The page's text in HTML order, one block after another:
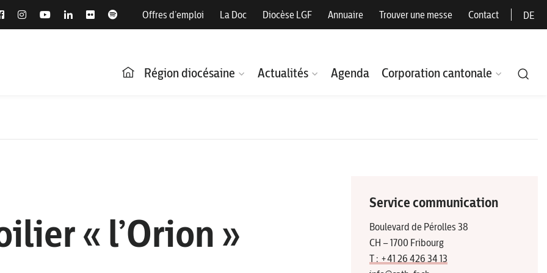
Offres d’emploi La Doc Diocèse LGF Annuaire Trouver une messe Contact DE
Région diocésaine Actualités Agenda Corporation cantonale
« l’Orion »
Service communication
Boulevard de Pérolles 38
CH – 1700 Fribourg
T : +41 26 426 34 13